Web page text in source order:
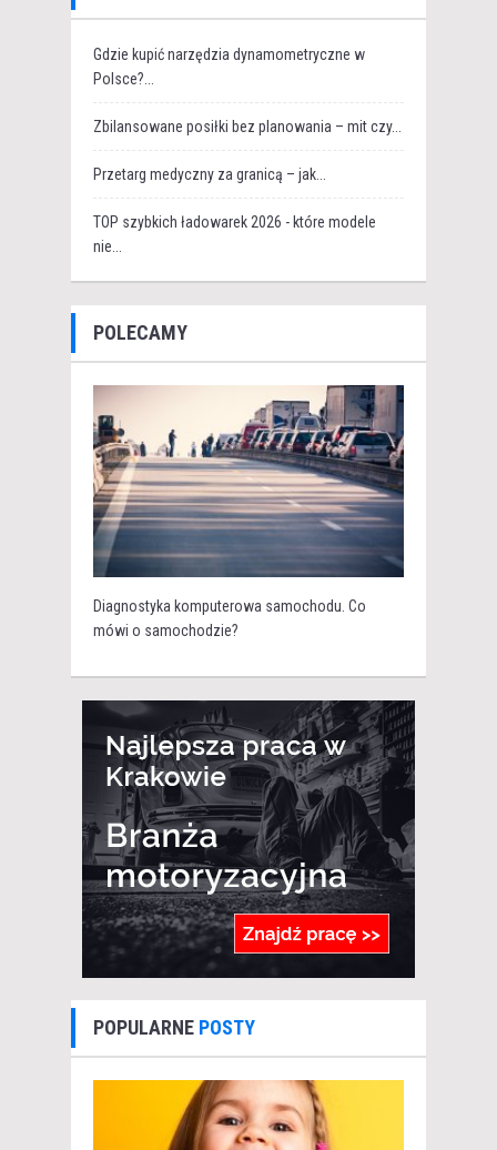
Gdzie kupić narzędzia dynamometryczne w
Polsce?...
Zbilansowane posiłki bez planowania – mit czy...
Przetarg medyczny za granicą – jak...
TOP szybkich ładowarek 2026 - które modele
nie...
POLECAMY
Diagnostyka komputerowa samochodu. Co
mówi o samochodzie?
POPULARNE POSTY